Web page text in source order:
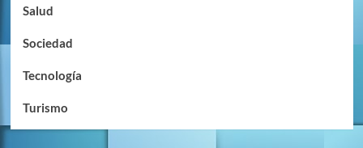
Salud
Sociedad
Tecnología
Turismo